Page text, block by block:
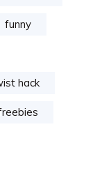
funny
hack